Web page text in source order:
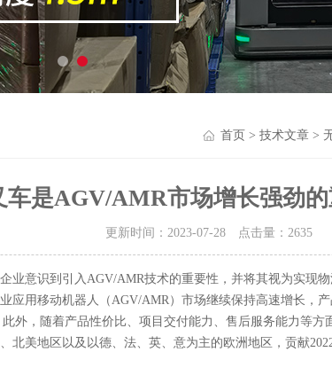
首页 > 技术文章 >
车是AGV/AMR市场增长强劲
更新时间：2023-07-28 点击量： 2635
业意识到引入AGV/AMR技术的重要性，并将其视为实现
应用移动机器人（AGV/AMR）市场继续保持高速增长，
外，随着产品性价比、项目交付能力、售后服务能力等
北美地区以及以德、法、英、意为主的欧洲地区，贡献